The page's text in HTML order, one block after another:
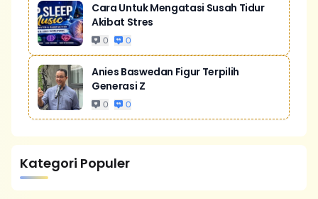
Cara Untuk Mengatasi Susah Tidur
Akibat Stres
0 0
Anies Baswedan Figur Terpilih
Generasi Z
0 0
Kategori Populer